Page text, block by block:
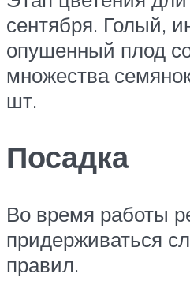
сентября. Голый,
опушенный плод
множества
шт.
Посадка
Во время работы
придерживаться
правил.